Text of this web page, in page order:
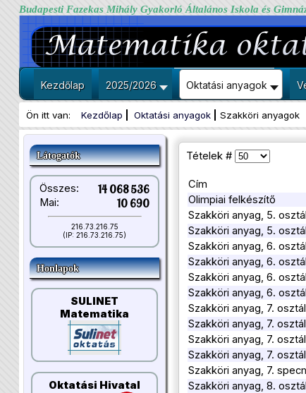
Budapesti Fazekas Mihály Gyakorló Általános Iskola és
Kezdőlap 2025/2026 Oktatási anyagok
Ön itt van: Kezdőlap Oktatási anyagok Szakköri anyagok
Látogatók
Összes: 14 068 536
Mai: 10 690
216.73.216.75
(IP: 216.73.216.75)
Honlapok
SULINET
Matematika
Oktatási Hivatal
Tételek #
Cím
Olimpiai felkészítő
Szakköri anyag, 5.
Szakköri anyag, 5.
Szakköri anyag, 6.
Szakköri anyag, 6.
Szakköri anyag, 6.
Szakköri anyag, 6.
Szakköri anyag, 7.
Szakköri anyag, 7.
Szakköri anyag, 7.
Szakköri anyag, 7.
Szakköri anyag, 7.
Szakköri anyag, 8.